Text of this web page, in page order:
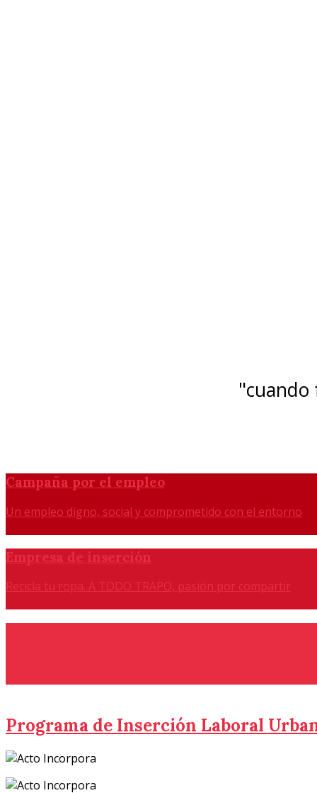
Campaña por el empleo
Un empleo digno, social y comprometido con el entorno
Empresa de inserción
Recicla tu ropa. A TODO TRAPO, pasión por compartir
Programa de Inserción Laboral